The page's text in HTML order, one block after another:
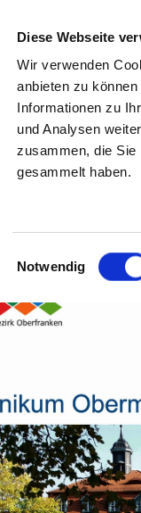
Diese Webseite
Wir verwenden
anbieten zu
Informationen zu
und Analysen
zusammen, die Sie
gesammelt haben.
Einwilligungsauswahl
Notwendig
Suchergebnissen